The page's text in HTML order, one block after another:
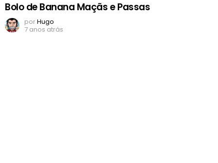
Bolo de Banana Maçãs e Passas
porHugo
7 anos atrás